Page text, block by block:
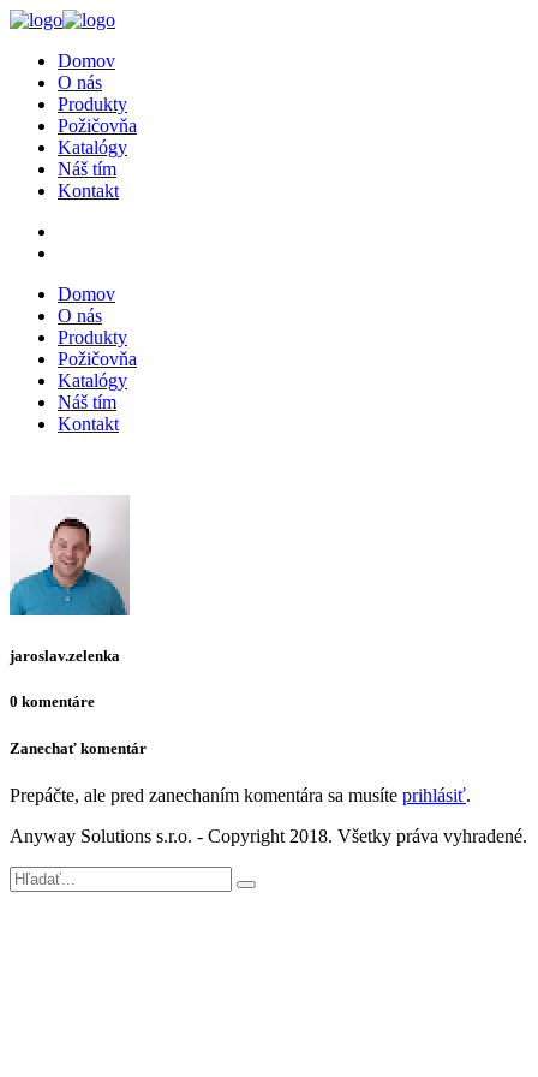
Domov
O nás
Produkty
Požičovňa
Katalógy
Náš tím
Kontakt
Domov
O nás
Produkty
Požičovňa
Katalógy
Náš tím
Kontakt
jaroslav.zelenka
0 komentáre
Zanechať komentár
Prepáčte, ale pred zanechaním komentára sa musíte prihlásiť.
Anyway Solutions s.r.o. - Copyright 2018. Všetky práva vyhradené.